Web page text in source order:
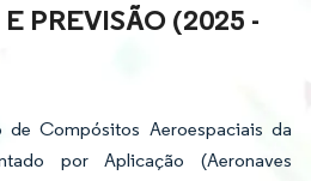
PREVISÃO (2025 -
Compósitos Aeroespaciais da
por Aplicação (Aeronaves